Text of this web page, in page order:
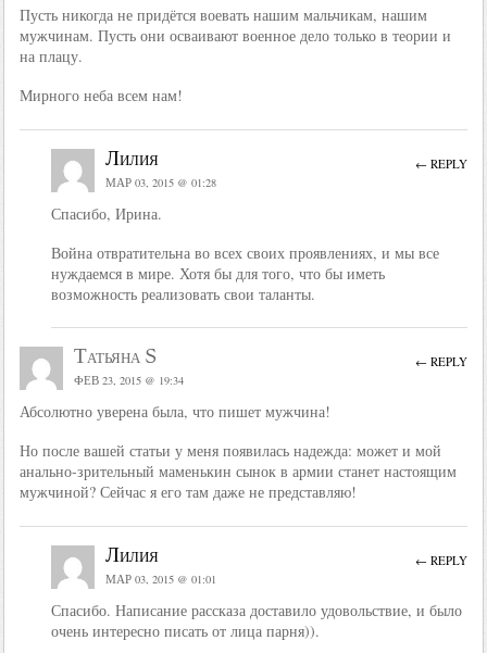
Пусть никогда не придётся воевать нашим мальчикам, нашим
мужчинам. Пусть они осваивают военное дело только в теории и
на плацу.
Мирного неба всем нам!
Лилия
МАР 03, 2015 @ 01:28
Спасибо, Ирина.
Война отвратительна во всех своих проявлениях, и мы все
нуждаемся в мире. Хотя бы для того, что бы иметь
возможность реализовать свои таланты.
← REPLY
Татьяна S
ФЕВ 23, 2015 @ 19:34
Абсолютно уверена была, что пишет мужчина!
Но после вашей статьи у меня появилась надежда: может и мой
анально-зрительный маменькин сынок в армии станет настоящим
мужчиной? Сейчас я его там даже не представляю!
← REPLY
Лилия
МАР 03, 2015 @ 01:01
Спасибо. Написание рассказа доставило удовольствие, и было
очень интересно писать от лица парня)).
← REPLY